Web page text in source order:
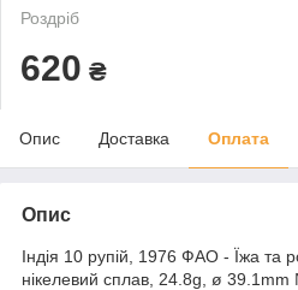
Роздріб
620 ₴
Опис Доставка Оплата
Опис
Індія 10 рупій, 1976 ФАО - Їжа та
нікелевий сплав, 24.8g, ø